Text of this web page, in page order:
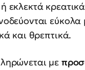
εκλεκτά
εύκολα
και θρεπτικά.
με